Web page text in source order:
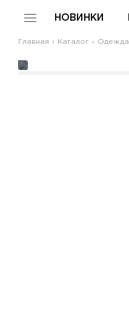
НОВИНКИ
Главная Каталог Одежда